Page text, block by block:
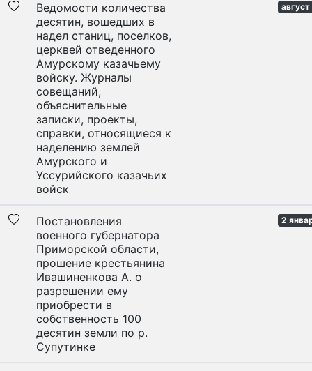
Ведомости количества
десятин, вошедших в
надел станиц, поселков,
церквей отведенного
Амурскому казачьему
войску. Журналы
совещаний,
объяснительные
записки, проекты,
справки, относящиеся к
наделению землей
Амурского и
Уссурийского казачьих
войск
Постановления
военного губернатора
Приморской области,
прошение крестьянина
Ивашиненкова А. о
разрешении ему
приобрести в
собственность 100
десятин земли по р.
Супутинке
2